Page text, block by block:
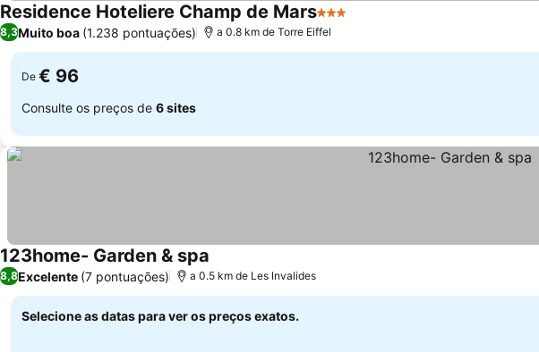
Residence Hoteliere Champ de Mars3 Estrelas
8,3Muito boa (1.238 pontuações) a 0.8 km de Torre Eiffel
De € 96
Consulte os preços de 6 sites
123home- Garden & spa
8,8Excelente (7 pontuações) a 0.5 km de Les Invalides
Selecione as datas para ver os preços exatos.